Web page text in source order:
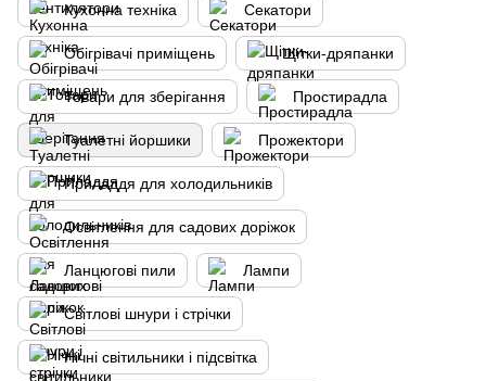
Кухонна техніка Секатори
Обігрівачі приміщень Щітки-дряпанки
Товари для зберігання Простирадла
Туалетні йоршики Прожектори
Приладдя для холодильників
Освітлення для садових доріжок
Ланцюгові пили Лампи
Світлові шнури і стрічки
Нічні світильники і підсвітка